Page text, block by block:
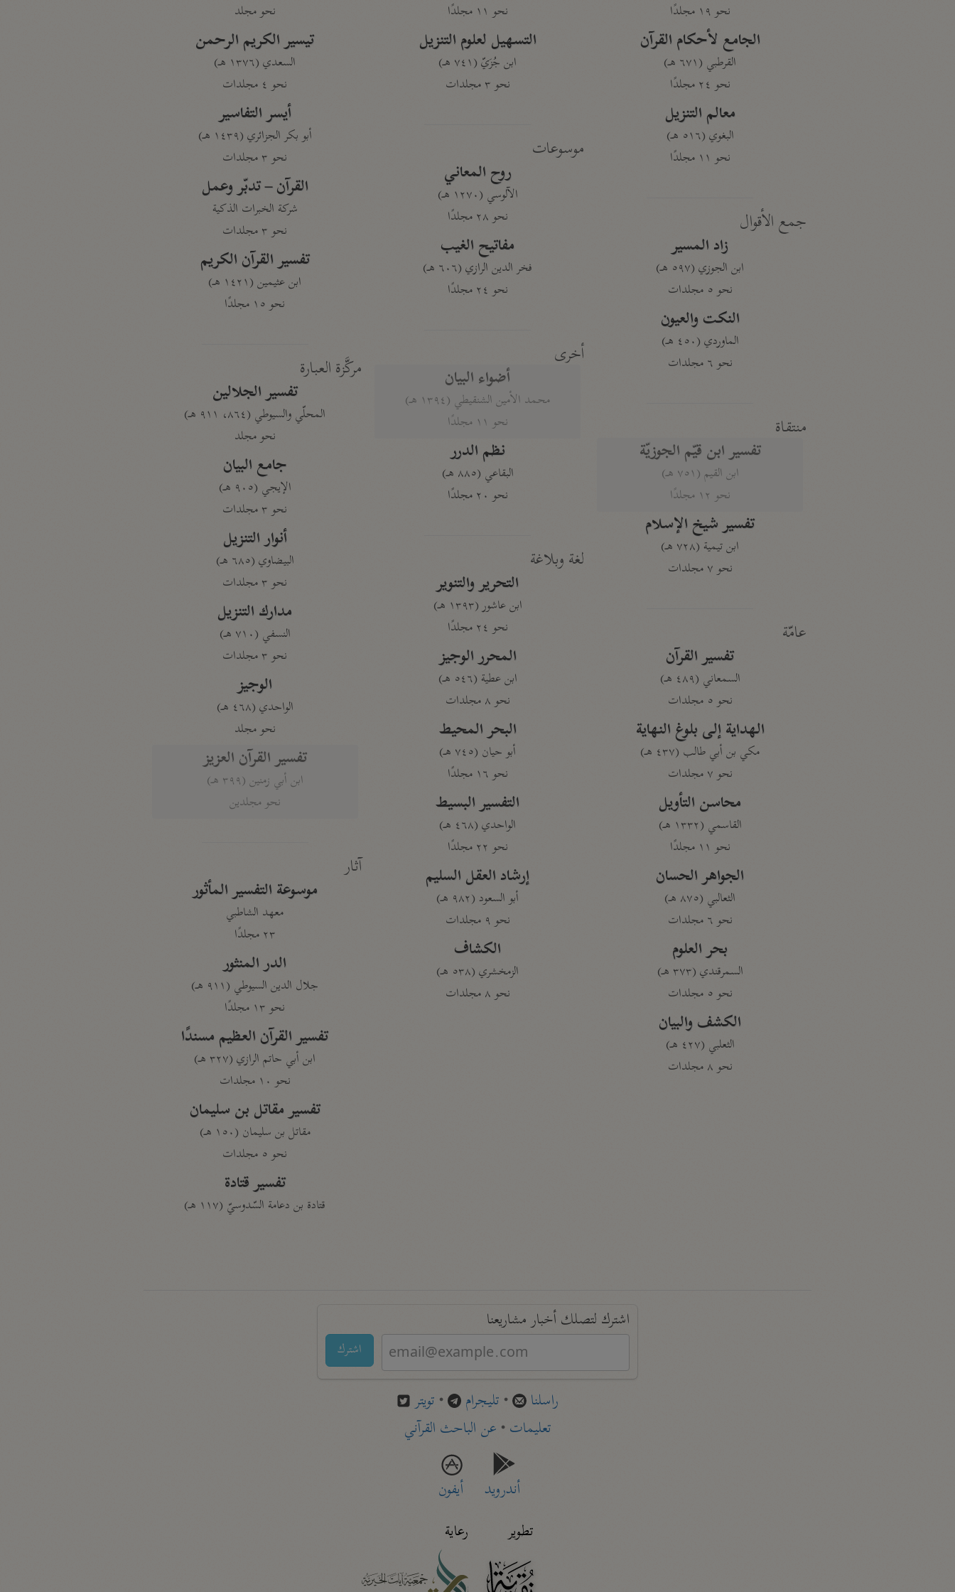
نحو ١٩ مجلدًا
الجامع لأحكام القرآن
القرطبي (٦٧١ هـ)
نحو ٢٤ مجلدًا
معالم التنزيل
البغوي (٥١٦ هـ)
نحو ١١ مجلدًا
جمع الأقوال
زاد المسير
ابن الجوزي (٥٩٧ هـ)
نحو ٥ مجلدات
النكت والعيون
الماوردي (٤٥٠ هـ)
نحو ٦ مجلدات
منتقاة
تفسير ابن قيّم الجوزيّة
ابن القيم (٧٥١ هـ)
نحو ١٢ مجلدًا
تفسير شيخ الإسلام
ابن تيمية (٧٢٨ هـ)
نحو ٧ مجلدات
عامّة
تفسير القرآن
السمعاني (٤٨٩ هـ)
نحو ٥ مجلدات
الهداية إلى بلوغ النهاية
مكي بن أبي طالب (٤٣٧ هـ)
نحو ٧ مجلدات
محاسن التأويل
القاسمي (١٣٣٢ هـ)
نحو ١١ مجلدًا
الجواهر الحسان
الثعالبي (٨٧٥ هـ)
نحو ٦ مجلدات
بحر العلوم
السمرقندي (٣٧٣ هـ)
نحو ٥ مجلدات
الكشف والبيان
الثعلبي (٤٢٧ هـ)
نحو ٨ مجلدات
نحو ١١ مجلدًا
التسهيل لعلوم التنزيل
ابن جُزَيّ (٧٤١ هـ)
نحو ٣ مجلدات
موسوعات
روح المعاني
الآلوسي (١٢٧٠ هـ)
نحو ٢٨ مجلدًا
مفاتيح الغيب
فخر الدين الرازي (٦٠٦ هـ)
نحو ٢٤ مجلدًا
أخرى
أضواء البيان
محمد الأمين الشنقيطي (١٣٩٤ هـ)
نحو ١١ مجلدًا
نظم الدرر
البقاعي (٨٨٥ هـ)
نحو ٢٠ مجلدًا
لغة وبلاغة
التحرير والتنوير
ابن عاشور (١٣٩٣ هـ)
نحو ٢٤ مجلدًا
المحرر الوجيز
ابن عطية (٥٤٦ هـ)
نحو ٨ مجلدات
البحر المحيط
أبو حيان (٧٤٥ هـ)
نحو ١٦ مجلدًا
التفسير البسيط
الواحدي (٤٦٨ هـ)
نحو ٢٢ مجلدًا
إرشاد العقل السليم
أبو السعود (٩٨٢ هـ)
نحو ٩ مجلدات
الكشاف
الزمخشري (٥٣٨ هـ)
نحو ٨ مجلدات
نحو مجلد
تيسير الكريم الرحمن
السعدي (١٣٧٦ هـ)
نحو ٤ مجلدات
أيسر التفاسير
أبو بكر الجزائري (١٤٣٩ هـ)
نحو ٣ مجلدات
القرآن – تدبّر وعمل
شركة الخبرات الذكية
نحو ٣ مجلدات
تفسير القرآن الكريم
ابن عثيمين (١٤٢١ هـ)
نحو ١٥ مجلدًا
مركَّزة العبارة
تفسير الجلالين
المحلّي والسيوطي (٨٦٤، ٩١١ هـ)
نحو مجلد
جامع البيان
الإيجي (٩٠٥ هـ)
نحو ٣ مجلدات
أنوار التنزيل
البيضاوي (٦٨٥ هـ)
نحو ٣ مجلدات
مدارك التنزيل
النسفي (٧١٠ هـ)
نحو ٣ مجلدات
الوجيز
الواحدي (٤٦٨ هـ)
نحو مجلد
تفسير القرآن العزيز
ابن أبي زمنين (٣٩٩ هـ)
نحو مجلدين
آثار
موسوعة التفسير المأثور
معهد الشاطبي
٢٣ مجلدًا
الدر المنثور
جلال الدين السيوطي (٩١١ هـ)
نحو ١٣ مجلدًا
تفسير القرآن العظيم مسندًا
ابن أبي حاتم الرازي (٣٢٧ هـ)
نحو ١٠ مجلدات
تفسير مقاتل بن سليمان
مقاتل بن سليمان (١٥٠ هـ)
نحو ٥ مجلدات
تفسير قتادة
قتادة بن دعامة السّدوسيّ (١١٧ هـ)
اشترك لتصلك أخبار مشاريعنا
اشترك
راسلنا • تليجرام • تويتر
تعليمات• عن الباحث القرآني
أندرويد
أيفون
تطوير
رعاية